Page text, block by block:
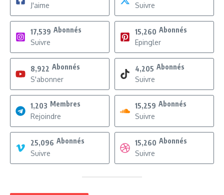
J'aime
Suivre
17,539 Abonnés
Suivre
15,260 Abonnés
Epingler
8,922 Abonnés
S'abonner
4,205 Abonnés
Suivre
1,203 Membres
Rejoindre
15,259 Abonnés
Suivre
25,096 Abonnés
Suivre
15,260 Abonnés
Suivre